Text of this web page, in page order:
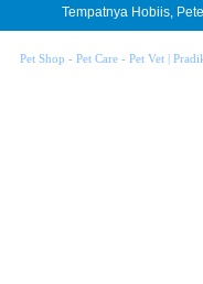
Tempatnya Hobiis,
Pet Shop - Pet Care - Pet Vet |